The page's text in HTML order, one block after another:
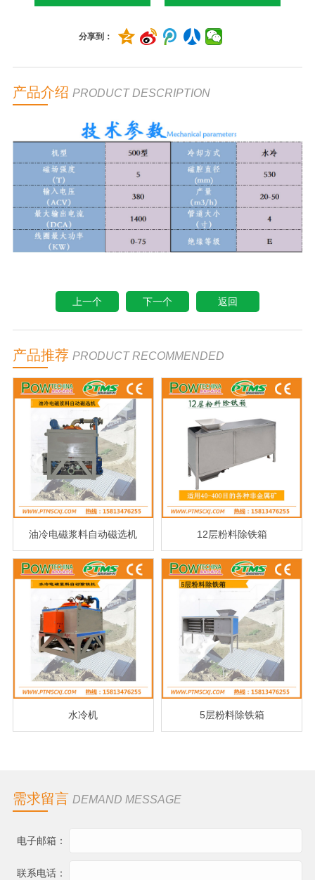
分享到：
产品介绍 PRODUCT DESCRIPTION
上一个 下一个 返回
产品推荐 PRODUCT RECOMMENDED
油冷电磁浆料自动磁选机 12层粉料除铁箱
水冷机 5层粉料除铁箱
需求留言 DEMAND MESSAGE
电子邮箱：
联系电话：